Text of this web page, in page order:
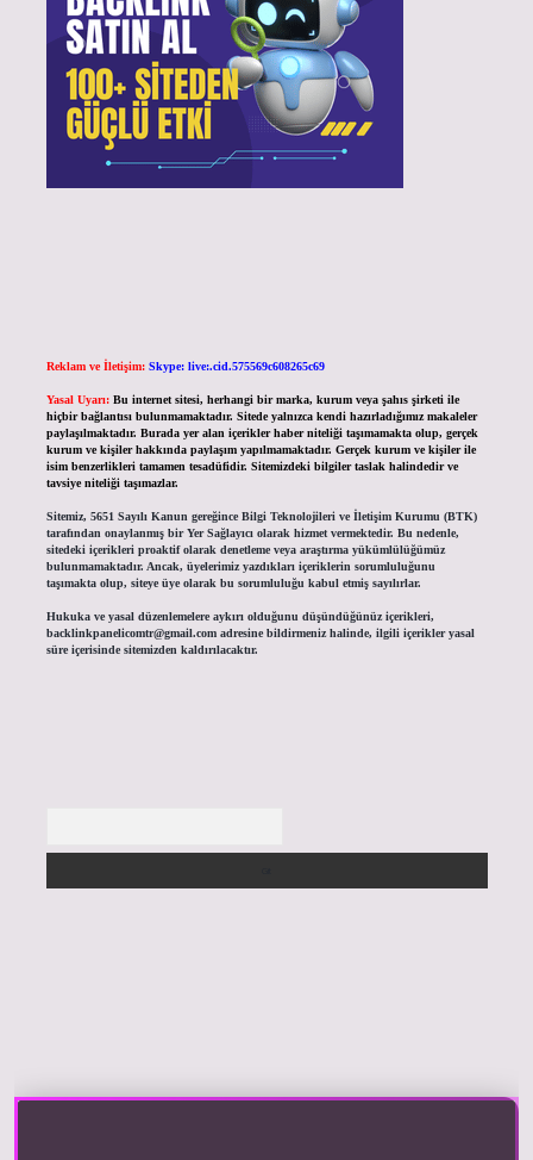
Reklam ve İletişim: Skype: live:.cid.575569c608265c69
Yasal Uyarı: Bu internet sitesi, herhangi bir marka, kurum veya şahıs şirketi ile
hiçbir bağlantısı bulunmamaktadır. Sitede yalnızca kendi hazırladığımız makaleler
paylaşılmaktadır. Burada yer alan içerikler haber niteliği taşımamakta olup, gerçek
kurum ve kişiler hakkında paylaşım yapılmamaktadır. Gerçek kurum ve kişiler ile
isim benzerlikleri tamamen tesadüfidir. Sitemizdeki bilgiler taslak halindedir ve
tavsiye niteliği taşımazlar.
Sitemiz, 5651 Sayılı Kanun gereğince Bilgi Teknolojileri ve İletişim Kurumu (BTK)
tarafından onaylanmış bir Yer Sağlayıcı olarak hizmet vermektedir. Bu nedenle,
sitedeki içerikleri proaktif olarak denetleme veya araştırma yükümlülüğümüz
bulunmamaktadır. Ancak, üyelerimiz yazdıkları içeriklerin sorumluluğunu
taşımakta olup, siteye üye olarak bu sorumluluğu kabul etmiş sayılırlar.
Hukuka ve yasal düzenlemelere aykırı olduğunu düşündüğünüz içerikleri,
backlinkpanelicomtr@gmail.comadresine bildirmeniz halinde, ilgili içerikler yasal
süre içerisinde sitemizden kaldırılacaktır.